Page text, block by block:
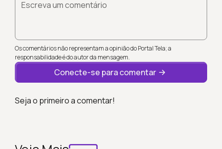
Escreva um comentário
Os comentários não representam a opinião do Portal Tela; a
responsabilidade é do autor da mensagem.
Conecte-se para comentar
Seja o primeiro a comentar!